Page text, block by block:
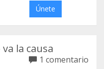
Únete
la causa
1 comentario